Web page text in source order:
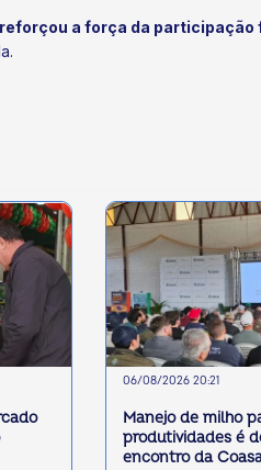
a força da
06/08/2026 20:21
Manejo de milho
produtividades é
encontro da